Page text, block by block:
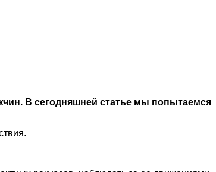
В сегодняшней статье мы попытаемся